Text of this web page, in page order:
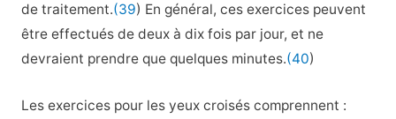
de traitement.(39) En général, ces exercices peuvent
être effectués de deux à dix fois par jour, et ne
devraient prendre que quelques minutes.(40)
Les exercices pour les yeux croisés comprennent :